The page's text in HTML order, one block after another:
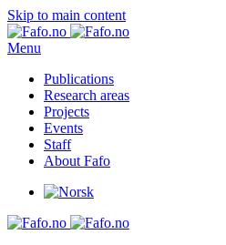
Skip to main content
Menu
Publications
Research areas
Projects
Events
Staff
About Fafo